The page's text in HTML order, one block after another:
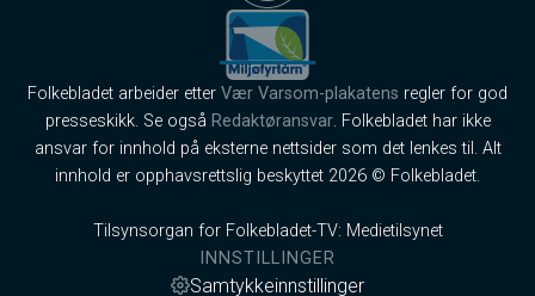
Folkebladet arbeider etter Vær Varsom-plakatens regler for god
presseskikk. Se også Redaktøransvar. Folkebladet har ikke
ansvar for innhold på eksterne nettsider som det lenkes til. Alt
innhold er opphavsrettslig beskyttet 2026 © Folkebladet.
Tilsynsorgan for Folkebladet-TV: Medietilsynet
INNSTILLINGER
Samtykkeinnstillinger